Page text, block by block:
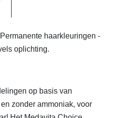
haarkleuringen -
oplichting.
op basis van
zonder ammoniak, voor